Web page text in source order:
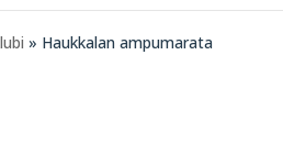
» Haukkalan ampumarata